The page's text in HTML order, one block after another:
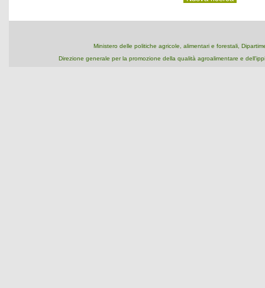
Ministero delle politiche agricole, alimentari e forestali,
Direzione generale per la promozione della qualità agroalimentare e